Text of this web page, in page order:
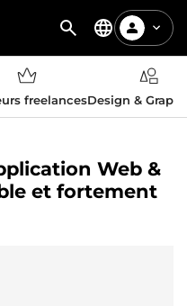
freelancesDesign &
Web &
et fortement